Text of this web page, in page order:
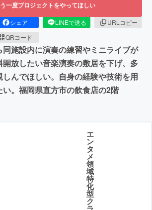
一度プロジェクトをやってほしい
シェア LINEで送る
URLコピー
QRコード
施設内に演奏の練習やミニライブが
放したい音楽演奏の敷居を下げ、多
しんでほしい。自身の経験や技術を用
。福岡県直方市の飲食店の2階
エ
ン
タ
メ
領
域
特
化
型
ク